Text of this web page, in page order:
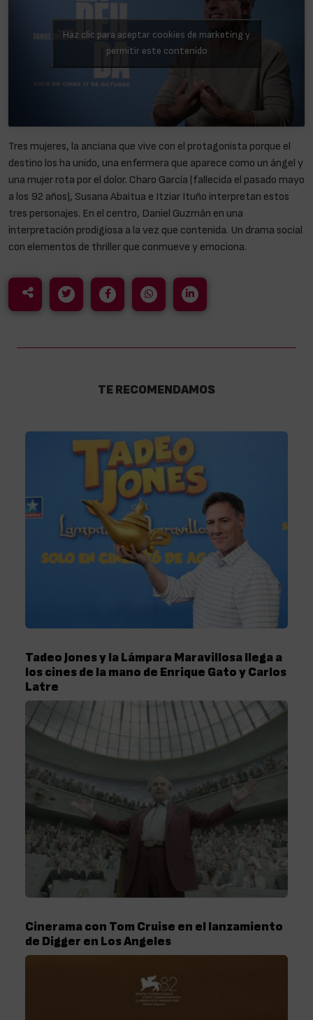
Haz clic para aceptar cookies de marketing y
permitir este contenido
Tres mujeres, la anciana que vive con el protagonista porque el
destino los ha unido, una enfermera que aparece como un ángel y
una mujer rota por el dolor. Charo García (fallecida el pasado mayo
a los 92 años), Susana Abaitua e Itziar Ituño interpretan estos
tres personajes. En el centro, Daniel Guzmán en una
interpretación prodigiosa a la vez que contenida. Un drama social
con elementos de thriller que conmueve y emociona.
TE RECOMENDAMOS
Tadeo Jones y la Lámpara Maravillosa llega a
los cines de la mano de Enrique Gato y Carlos
Latre
Cinerama con Tom Cruise en el lanzamiento
de Digger en Los Angeles